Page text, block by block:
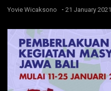
Yovie Wicaksono - 21 January 2021